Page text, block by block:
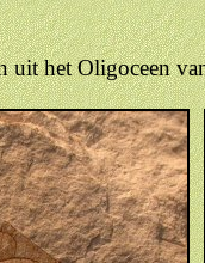
uit het Oligoceen